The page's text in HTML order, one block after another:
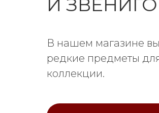
И
В нашем магазине
редкие предметы
коллекции.